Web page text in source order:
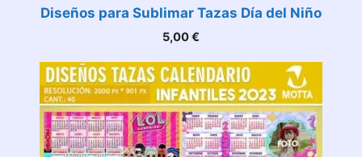
Diseños para Sublimar Tazas Día del Niño
5,00€